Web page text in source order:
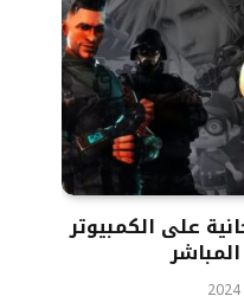
مجانية على الكمبيوتر